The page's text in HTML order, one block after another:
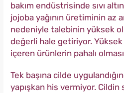
bakım endüstrisinde sıvı
jojoba yağının üretiminin az
nedeniyle talebinin yüksek
değerli hale getiriyor. Yüksek
içeren ürünlerin pahalı
Tek başına cilde
yapışkan his vermiyor. Cildin